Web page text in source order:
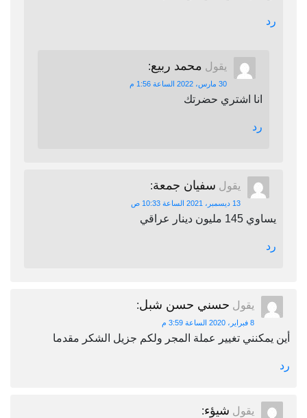
رد
يقول محمد ربيع:
30 مارس، 2022 الساعة 1:56 م
انا اشتري حضرتك
رد
يقول سفيان جمعة:
13 ديسمبر، 2021 الساعة 10:33 ص
يساوي 145 مليون دينار عراقي
رد
يقول حسني حسن شبل:
8 فبراير، 2020 الساعة 3:59 م
أين يمكنني تغيير عملة المجر ولكم جزيل الشكر مقدما
رد
يقول شيؤء: